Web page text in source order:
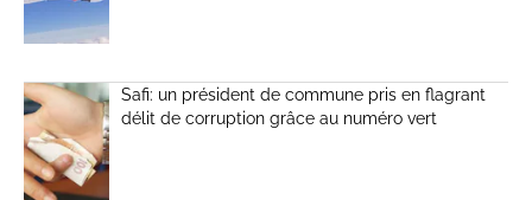
Safi: un président de commune pris en flagrant
délit de corruption grâce au numéro vert